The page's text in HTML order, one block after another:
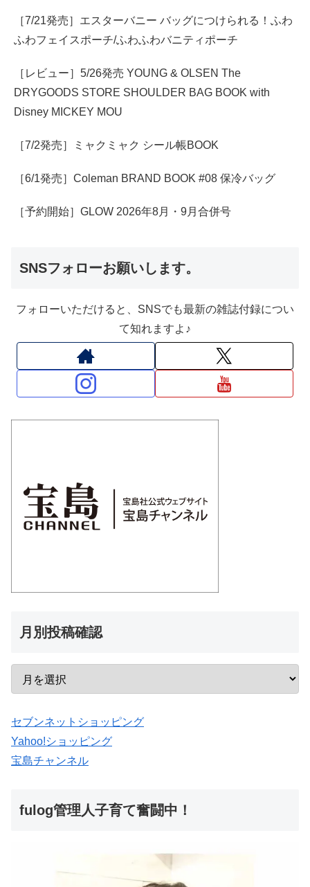
［7/21発売］エスターバニー バッグにつけられる！ふわ
ふわフェイスポーチ/ふわふわバニティポーチ
［レビュー］5/26発売 YOUNG & OLSEN The
DRYGOODS STORE SHOULDER BAG BOOK with
Disney MICKEY MOU
［7/2発売］ミャクミャク シール帳BOOK
［6/1発売］Coleman BRAND BOOK #08 保冷バッグ
［予約開始］GLOW 2026年8月・9月合併号
SNSフォローお願いします。
フォローいただけると、SNSでも最新の雑誌付録につい
て知れますよ♪
月別投稿確認
セブンネットショッピング
Yahoo!ショッピング
宝島チャンネル
fulog管理人子育て奮闘中！